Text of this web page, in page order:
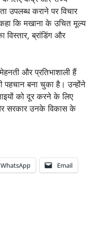
उपलब्ध कराने पर विचार
कि मखाना के उचित मूल्य
विस्तार, ब्रांडिंग और
और प्रतिभाशाली हैं
बना चुका है। उन्होंने
को दूर करने के लिए
सरकार उनके विकास के
WhatsApp Email